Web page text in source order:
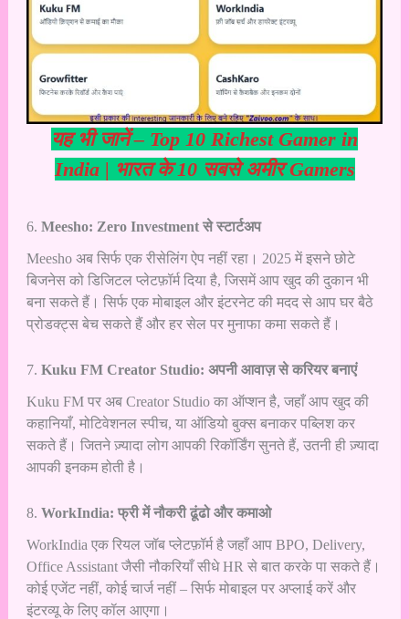
यह भी जानें – Top 10 Richest Gamer in
India | भारत के 10 सबसे अमीर Gamers
6. Meesho: Zero Investment से स्टार्टअप
Meesho अब सिर्फ एक रीसेलिंग ऐप नहीं रहा। 2025 में इसने छोटे
बिजनेस को डिजिटल प्लेटफ़ॉर्म दिया है, जिसमें आप खुद की दुकान भी
बना सकते हैं। सिर्फ एक मोबाइल और इंटरनेट की मदद से आप घर बैठे
प्रोडक्ट्स बेच सकते हैं और हर सेल पर मुनाफा कमा सकते हैं।
7. Kuku FM Creator Studio: अपनी आवाज़ से करियर बनाएं
Kuku FM पर अब Creator Studio का ऑप्शन है, जहाँ आप खुद की
कहानियाँ, मोटिवेशनल स्पीच, या ऑडियो बुक्स बनाकर पब्लिश कर
सकते हैं। जितने ज़्यादा लोग आपकी रिकॉर्डिंग सुनते हैं, उतनी ही ज़्यादा
आपकी इनकम होती है।
8. WorkIndia: फ्री में नौकरी ढूंढो और कमाओ
WorkIndia एक रियल जॉब प्लेटफ़ॉर्म है जहाँ आप BPO, Delivery,
Office Assistant जैसी नौकरियाँ सीधे HR से बात करके पा सकते हैं।
कोई एजेंट नहीं, कोई चार्ज नहीं – सिर्फ मोबाइल पर अप्लाई करें और
इंटरव्यू के लिए कॉल आएगा।